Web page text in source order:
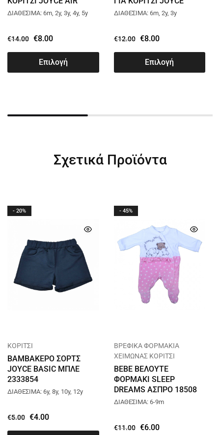
BALLOON ΑΣΠΡΟ 13740
ΔΙΑΘΕΣΙΜΑ: 6m, 2y, 3y, 4y, 5y
€14.00 €8.00
Επιλογή
SIMPLE THINGS ΣΟΜΟΝ
ΔΙΑΘΕΣΙΜΑ: 6m, 2y, 3y
€12.00 €8.00
Επιλογή
Σχετικά Προϊόντα
- 20%
ΚΟΡΙΤΣΙ
ΒΑΜΒΑΚΕΡΟ ΣΟΡΤΣ
JOYCE BASIC ΜΠΛΕ
2333854
ΔΙΑΘΕΣΙΜΑ: 6y, 8y, 10y, 12y
€5.00 €4.00
- 45%
ΒΡΕΦΙΚΑ ΦΟΡΜΑΚΙΑ
ΧΕΙΜΩΝΑΣ ΚΟΡΙΤΣΙ
BEBE ΒΕΛΟΥΤΕ
ΦΟΡΜΑΚΙ SLEEP
DREAMS ΑΣΠΡΟ 18508
ΔΙΑΘΕΣΙΜΑ: 6-9m
€11.00 €6.00